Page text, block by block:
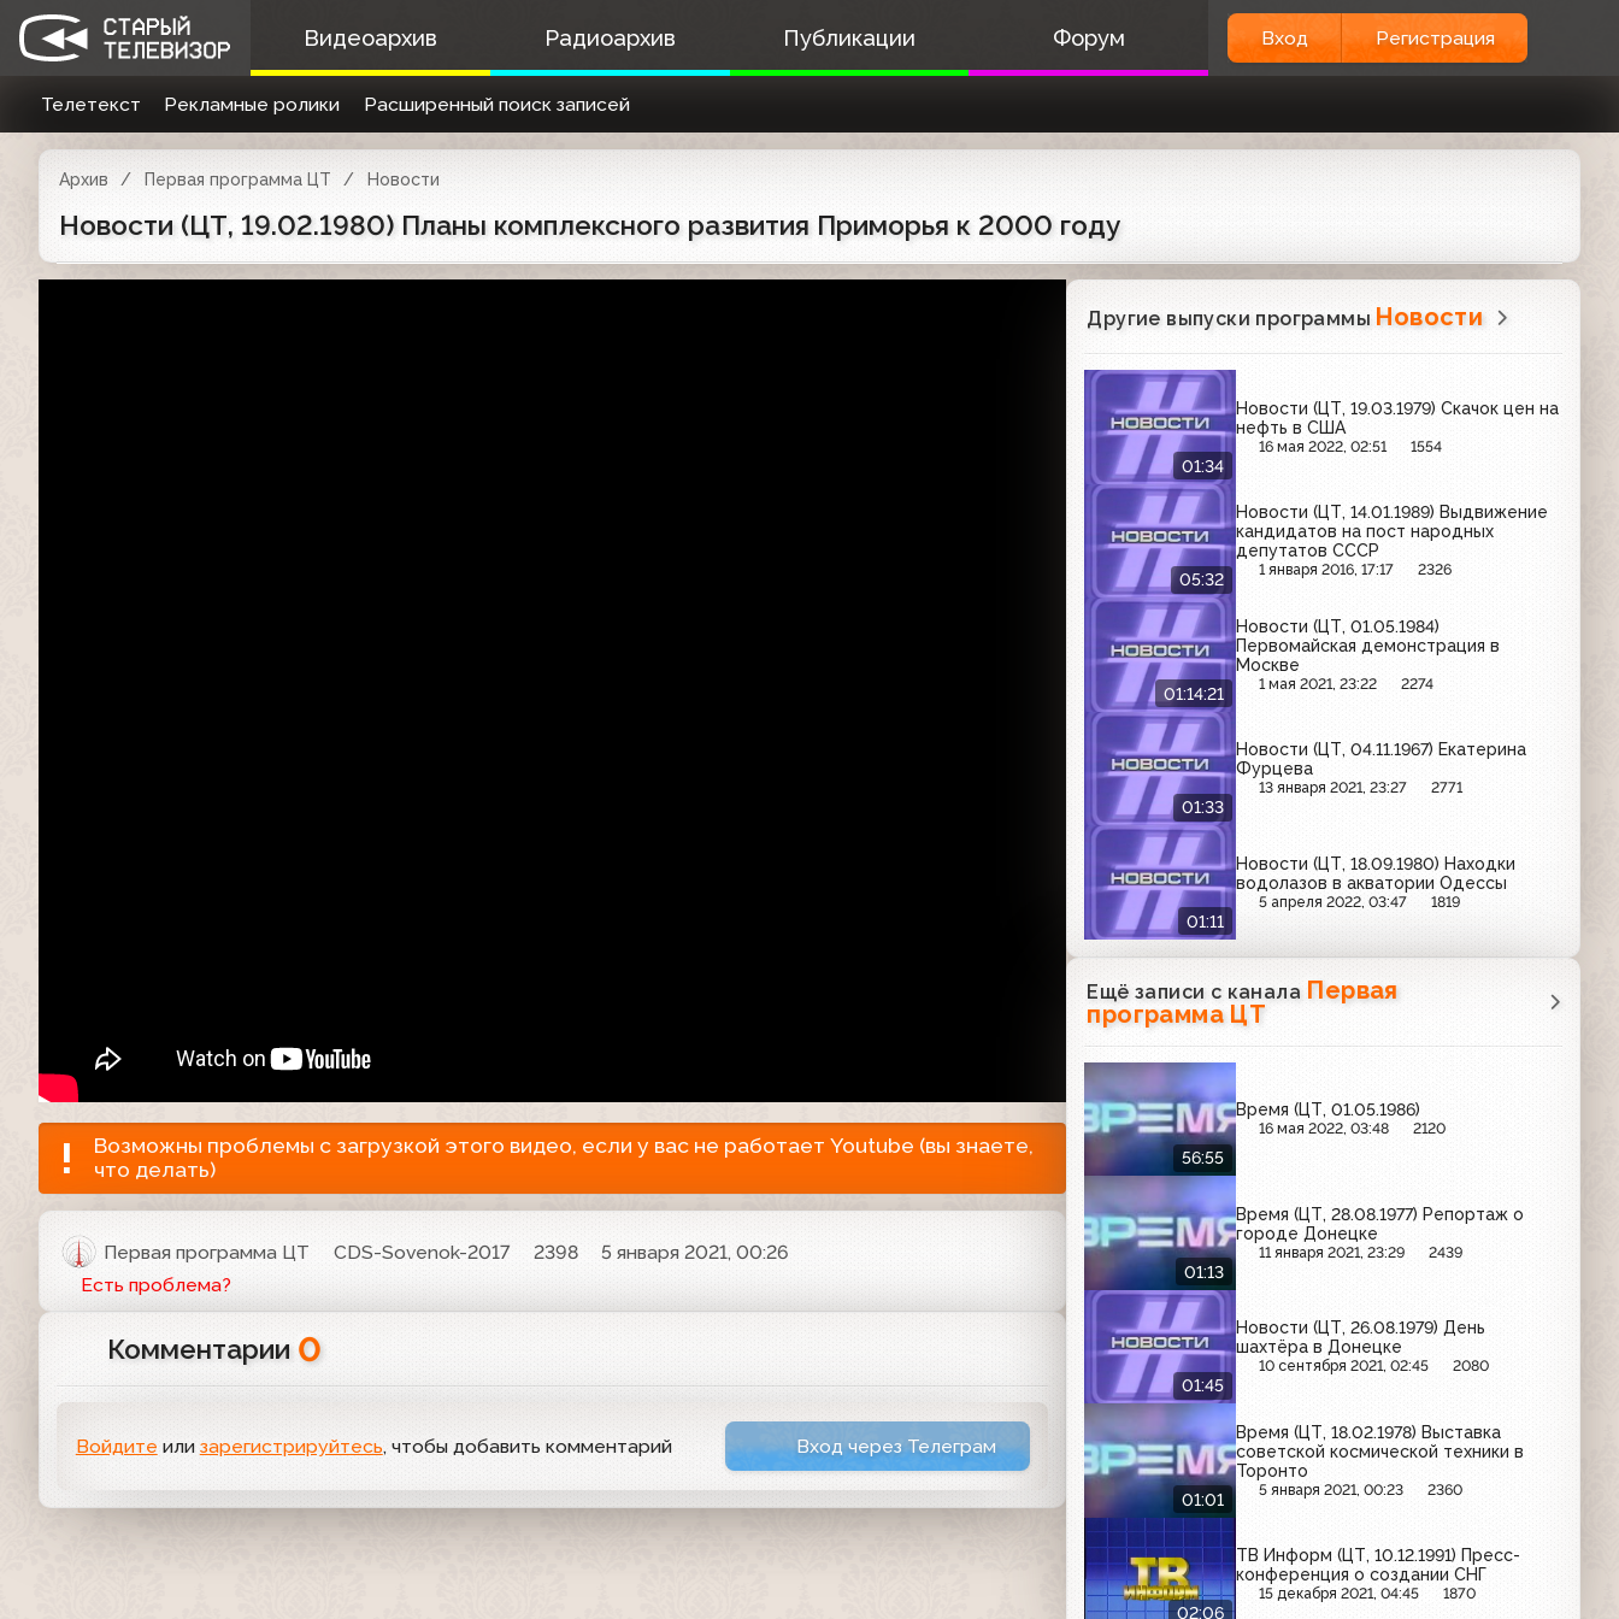
Видеоархив Радиоархив Публикации Форум Вход Регистрация
Телетекст Рекламные ролики Расширенный поиск записей
Архив Первая программа ЦТ Новости
Новости (ЦТ, 19.02.1980) Планы комплексного развития Приморья к 2000 году
Возможны проблемы с загрузкой этого видео, если у вас не работает Youtube (вы знаете,
что делать)
Первая программа ЦТ CDS-Sovenok-2017 2398
5 января 2021, 00:26
Есть проблема?
Комментарии 0
Войдите или зарегистрируйтесь, чтобы добавить комментарий Вход через Телеграм
Другие выпуски программы Новости
01:34
Новости (ЦТ, 19.03.1979) Скачок цен на
нефть в США
16 мая 2022, 02:51 1554
05:32
Новости (ЦТ, 14.01.1989) Выдвижение
кандидатов на пост народных
депутатов СССР
1 января 2016, 17:17 2326
01:14:21
Новости (ЦТ, 01.05.1984)
Первомайская демонстрация в
Москве
1 мая 2021, 23:22 2274
01:33
Новости (ЦТ, 04.11.1967) Екатерина
Фурцева
13 января 2021, 23:27 2771
01:11
Новости (ЦТ, 18.09.1980) Находки
водолазов в акватории Одессы
5 апреля 2022, 03:47 1819
Ещё записи с канала Первая
программа ЦТ
56:55
Время (ЦТ, 01.05.1986)
16 мая 2022, 03:48 2120
01:13
Время (ЦТ, 28.08.1977) Репортаж о
городе Донецке
11 января 2021, 23:29 2439
01:45
Новости (ЦТ, 26.08.1979) День
шахтёра в Донецке
10 сентября 2021, 02:45 2080
01:01
Время (ЦТ, 18.02.1978) Выставка
советской космической техники в
Торонто
5 января 2021, 00:23 2360
02:06
ТВ Информ (ЦТ, 10.12.1991) Пресс-
конференция о создании СНГ
15 декабря 2021, 04:45 1870